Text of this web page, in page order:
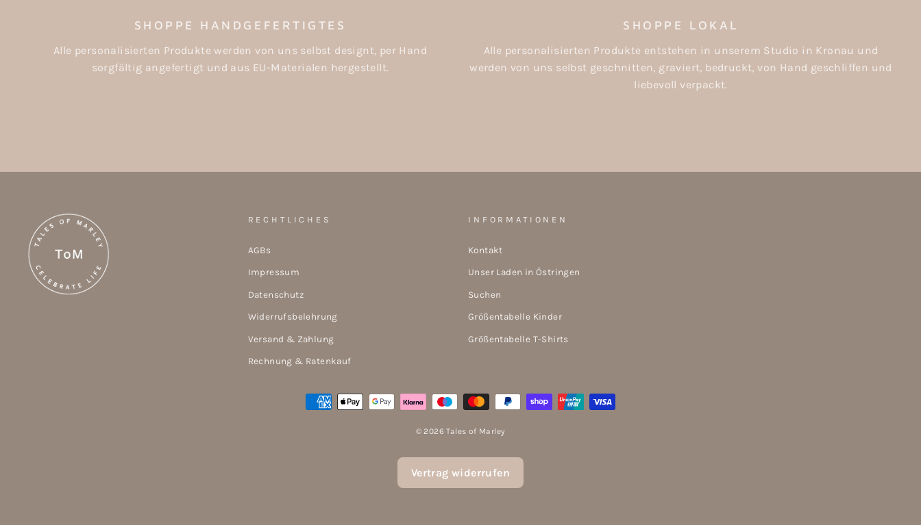
SHOPPE HANDGEFERTIGTES
Alle personalisierten Produkte werden von uns selbst designt, per Hand
sorgfältig angefertigt und aus EU-Materialen hergestellt.
SHOPPE LOKAL
Alle personalisierten Produkte entstehen in unserem Studio in Kronau und
werden von uns selbst geschnitten, graviert, bedruckt, von Hand geschliffen und
liebevoll verpackt.
RECHTLICHES
AGBs
Impressum
Datenschutz
Widerrufsbelehrung
Versand & Zahlung
Rechnung & Ratenkauf
INFORMATIONEN
Kontakt
Unser Laden in Östringen
Suchen
Größentabelle Kinder
Größentabelle T-Shirts
© 2026 Tales of Marley
Vertrag widerrufen